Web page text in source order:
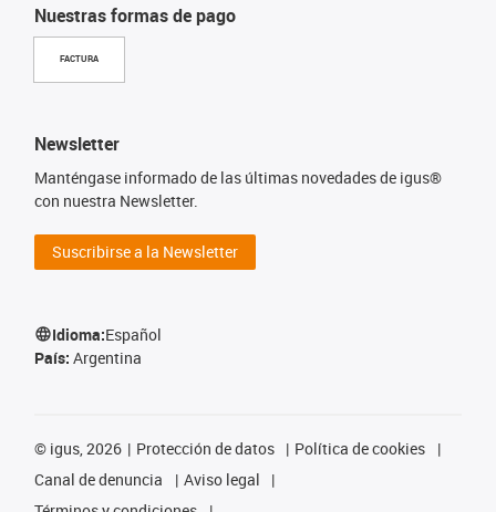
Nuestras formas de pago
FACTURA
Newsletter
Manténgase informado de las últimas novedades de igus®
con nuestra Newsletter.
Suscribirse a la Newsletter
Idioma:Español
País: Argentina
© igus, 2026 Protección de datos
Política de cookies
Canal de denuncia
Aviso legal